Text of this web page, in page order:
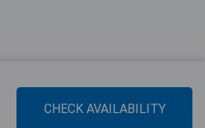
CHECK AVAILABILITY